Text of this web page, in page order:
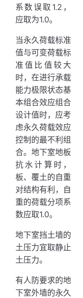
系数误取1.2，
应取为1.0。
当永久荷载标准
值与可变荷载标
准值比值较大
时，在进行承载
能力极限状态基
本组合效应组合
设计值时，应考
虑永久荷载效应
控制的最不利组
合。地下室地板
抗水计算时，
板、覆土的自重
对结构有利，自
重的荷载分项系
数应取1.0。
地下室挡土墙的
土压力宜取静止
土压力。
有人防要求的地
下室外墙的永久